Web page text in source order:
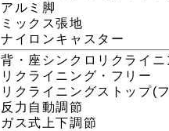
アルミ脚
ミックス張地
ナイロンキャスター
背・座シンクロリクライニ
リクライニング・フリー
リクライニングストップ(
反力自動調節
ガス式上下調節